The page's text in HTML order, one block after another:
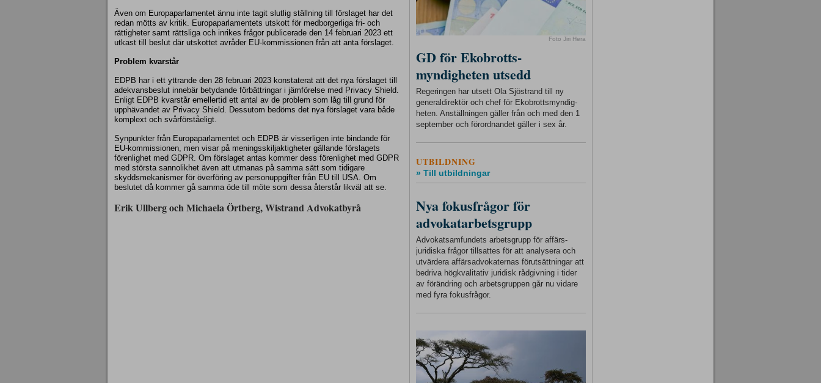
Även om Europaparlamentet ännu inte tagit slutlig ställning till förslaget har det
redan mötts av kritik. Europaparlamentets utskott för medborgerliga fri- och
rättigheter samt rättsliga och inrikes frågor publicerade den 14 februari 2023 ett
utkast till beslut där utskottet avråder EU-kommissionen från att anta förslaget.
Problem kvarstår
EDPB har i ett yttrande den 28 februari 2023 konstaterat att det nya förslaget till
adekvansbeslut innebär betydande förbättringar i jämförelse med Privacy Shield.
Enligt EDPB kvarstår emellertid ett antal av de problem som låg till grund för
upphävandet av Privacy Shield. Dessutom bedöms det nya förslaget vara både
komplext och svårförståeligt.
Synpunkter från Europaparlamentet och EDPB är visserligen inte bindande för
EU-kommissionen, men visar på meningsskiljaktigheter gällande förslagets
förenlighet med GDPR. Om förslaget antas kommer dess förenlighet med GDPR
med största sannolikhet även att utmanas på samma sätt som tidigare
skyddsmekanismer för överföring av personuppgifter från EU till USA. Om
beslutet då kommer gå samma öde till möte som dessa återstår likväl att se.
Erik Ullberg och Michaela Örtberg, Wistrand Advokatbyrå
Foto Jiri Hera
GD för Ekobrotts-
myndigheten utsedd
Regeringen har utsett Ola Sjöstrand till ny
generaldirektör och chef för Ekobrottsmyndig-
heten. Anställningen gäller från och med den 1
september och förordnandet gäller i sex år.
UTBILDNING
» Till utbildningar
Nya fokusfrågor för
advokatarbetsgrupp
Advokatsamfundets arbetsgrupp för affärs-
juridiska frågor tillsattes för att analysera och
utvärdera affärsadvokaternas förutsättningar att
bedriva högkvalitativ juridisk rådgivning i tider
av förändring och arbetsgruppen går nu vidare
med fyra fokusfrågor.